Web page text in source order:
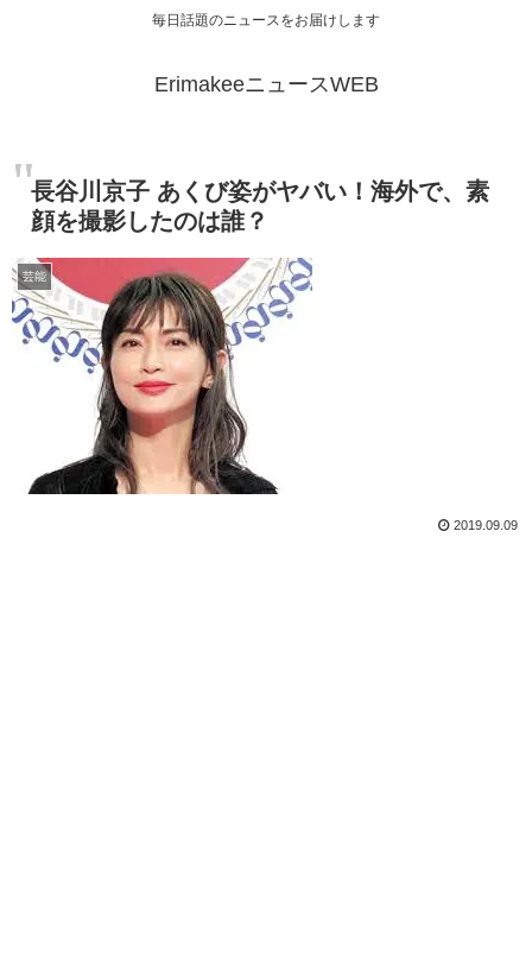
毎日話題のニュースをお届けします
ErimakeeニュースWEB
長谷川京子 あくび姿がヤバい！海外で、素
顔を撮影したのは誰？
芸能
2019.09.09